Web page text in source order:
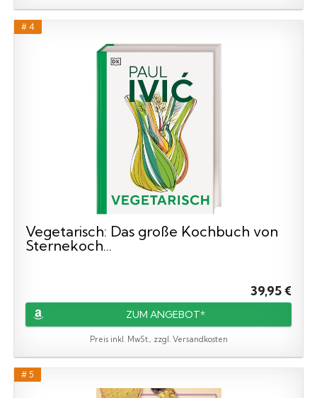
# 4
Vegetarisch: Das große Kochbuch von
Sternekoch...
39,95 €
ZUM ANGEBOT*
Preis inkl. MwSt., zzgl. Versandkosten
# 5